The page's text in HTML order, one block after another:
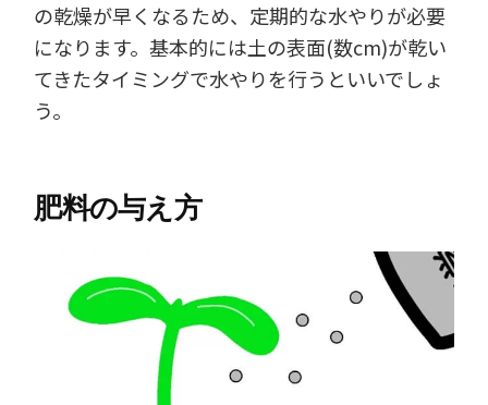
の乾燥が早くなるため、定期的な水やりが必要
になります。基本的には土の表面(数cm)が乾い
てきたタイミングで水やりを行うといいでしょ
う。
肥料の与え方